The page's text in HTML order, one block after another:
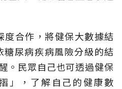
合作，將健保大數據結
尿病疾病風險分級的結
。民眾自己也可透過健保
」，了解自己的健康數